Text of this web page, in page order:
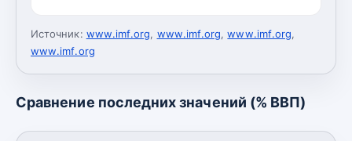
Источник: www.imf.org, www.imf.org,www.imf.org,
www.imf.org
Сравнение последних значений (% ВВП)